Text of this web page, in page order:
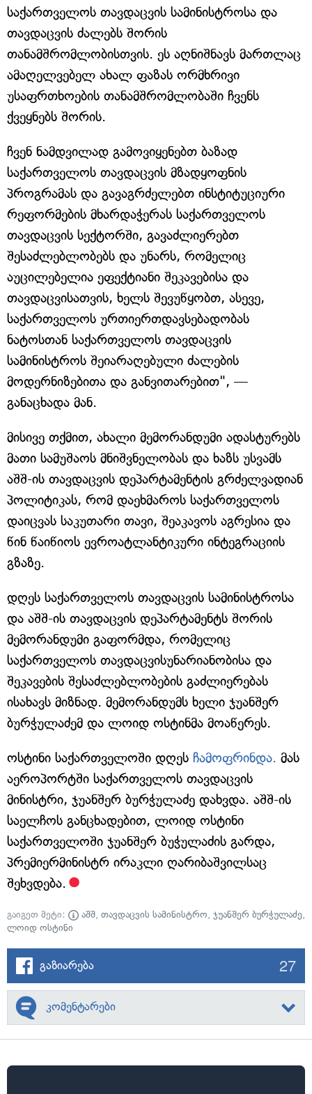
საქართველოს თავდაცვის სამინისტროსა და
თავდაცვის ძალებს შორის
თანამშრომლობისთვის. ეს აღნიშნავს მართლაც
ამაღელვებელ ახალ ფაზას ორმხრივი
უსაფრთხოების თანამშრომლობაში ჩვენს
ქვეყნებს შორის.
ჩვენ ნამდვილად გამოვიყენებთ ბაზად
საქართველოს თავდაცვის მზადყოფნის
პროგრამას და გავაგრძელებთ ინსტიტუციური
რეფორმების მხარდაჭერას საქართველოს
თავდაცვის სექტორში, გავაძლიერებთ
შესაძლებლობებს და უნარს, რომელიც
აუცილებელია ეფექტიანი შეკავებისა და
თავდაცვისათვის, ხელს შევუწყობთ, ასევე,
საქართველოს ურთიერთდავსებადობას
ნატოსთან საქართველოს თავდაცვის
სამინისტროს შეიარაღებული ძალების
მოდერნიზებითა და განვითარებით", —
განაცხადა მან.
მისივე თქმით, ახალი მემორანდუმი ადასტურებს
მათი სამუშაოს მნიშვნელობას და ხაზს უსვამს
აშშ-ის თავდაცვის დეპარტამენტის გრძელვადიან
პოლიტიკას, რომ დაეხმაროს საქართველოს
დაიცვას საკუთარი თავი, შეაკავოს აგრესია და
წინ წაიწიოს ევროატლანტიკური ინტეგრაციის
გზაზე.
დღეს საქართველოს თავდაცვის სამინისტროსა
და აშშ-ის თავდაცვის დეპარტამენტს შორის
მემორანდუმი გაფორმდა, რომელიც
საქართველოს თავდაცვისუნარიანობისა და
შეკავების შესაძლებლობების გაძლიერებას
ისახავს მიზნად. მემორანდუმს ხელი ჯუანშერ
ბურჭულაძემ და ლოიდ ოსტინმა მოაწერეს.
ოსტინი საქართველოში დღეს ჩამოფრინდა. მას
აეროპორტში საქართველოს თავდაცვის
მინისტრი, ჯუანშერ ბურჭულაძე დახვდა. აშშ-ის
საელჩოს განცხადებით, ლოიდ ოსტინი
საქართველოში ჯუანშერ ბუჭულაძის გარდა,
პრემიერმინისტრ ირაკლი ღარიბაშვილსაც
შეხვდება.
გაიგეთ მეტი: აშშ, თავდაცვის სამინისტრო, ჯუანშერ ბურჭულაძე,
ლოიდ ოსტინი
გაზიარება 27
კომენტარები